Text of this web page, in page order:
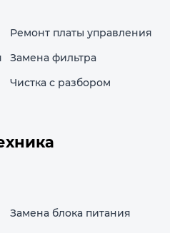
Ремонт платы управления
Замена фильтра
Чистка с разбором
Замена блока питания